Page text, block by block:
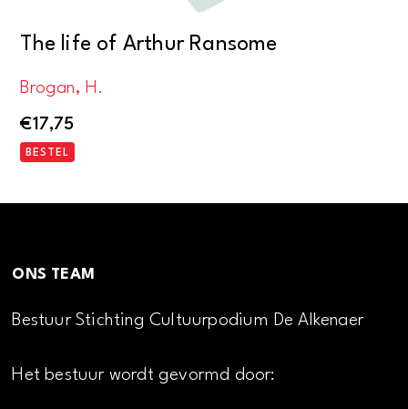
The life of Arthur Ransome
Brogan, H.
€17,75
BESTEL
ONS TEAM
Bestuur Stichting Cultuurpodium De Alkenaer
Het bestuur wordt gevormd door: